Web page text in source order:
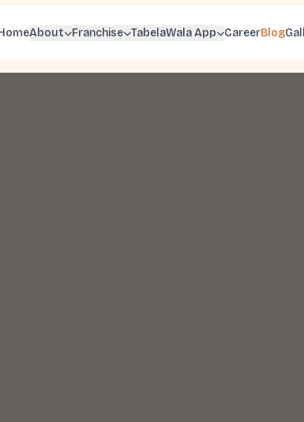
About Franchise TabelaWala App CareerBlog